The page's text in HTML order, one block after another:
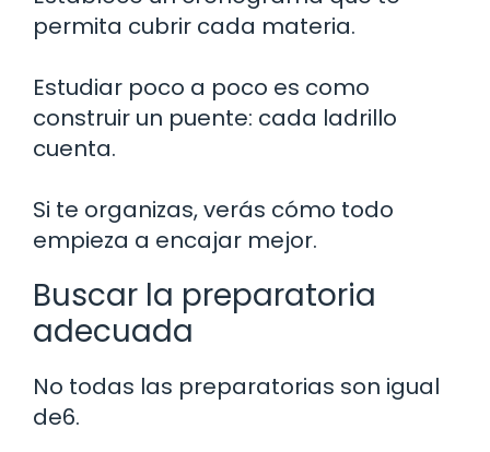
permita cubrir cada materia.
Estudiar poco a poco es como
construir un puente: cada ladrillo
cuenta.
Si te organizas, verás cómo todo
empieza a encajar mejor.
Buscar la preparatoria
adecuada
No todas las preparatorias son igual
de6.